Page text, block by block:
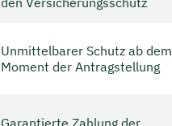
Unmittelbarer Schutz ab dem
Moment der Antragstellung
Garantierte Zahlung der